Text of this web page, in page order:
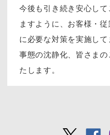
今後も引き続き安心し
ますように、お客様・
に必要な対策を実施して
事態の沈静化、皆さま
たします。